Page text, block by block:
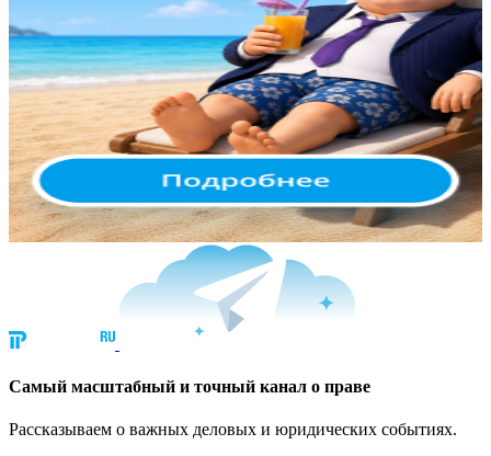
Cамый масштабный и точный канал о праве
Рассказываем о важных деловых и юридических событиях.